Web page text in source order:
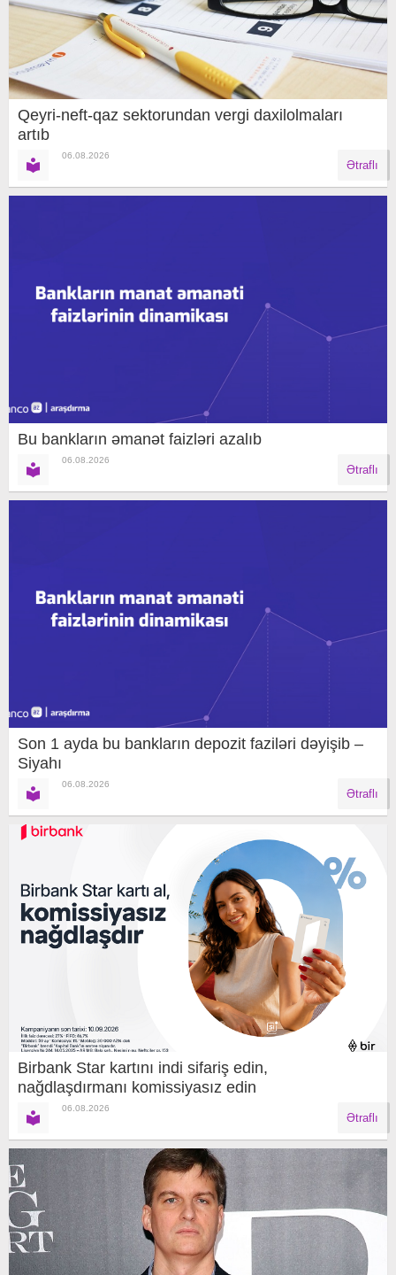
Qeyri-neft-qaz sektorundan vergi daxilolmaları
artıb
06.08.2026
Ətraflı
Bu bankların əmanət faizləri azalıb
06.08.2026
Ətraflı
Son 1 ayda bu bankların depozit faziləri dəyişib –
Siyahı
06.08.2026
Ətraflı
Birbank Star kartını indi sifariş edin,
nağdlaşdırmanı komissiyasız edin
06.08.2026
Ətraflı